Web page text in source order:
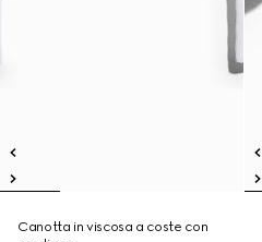
Canotta in viscosa a coste con